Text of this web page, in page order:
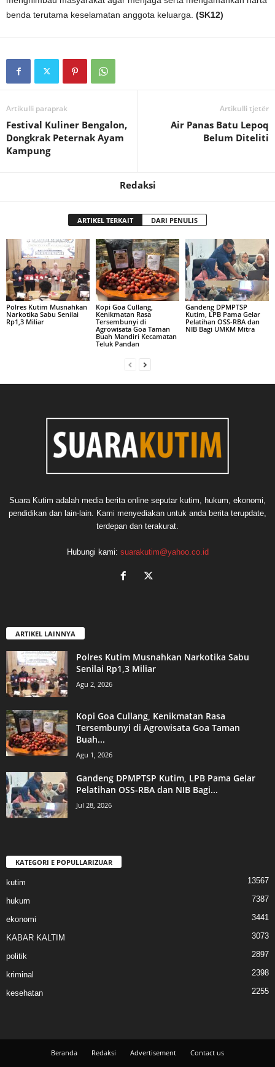
benda terutama keselamatan anggota keluarga. (SK12)
Artikulli paraprak
Festival Kuliner Bengalon,
Dongkrak Peternak Ayam
Kampung
Artikulli tjetër
Air Panas Batu Lepoq
Belum Diteliti
Redaksi
ARTIKEL TERKAIT DARI PENULIS
Polres Kutim Musnahkan
Narkotika Sabu Senilai
Rp1,3 Miliar
Kopi Goa Cullang,
Kenikmatan Rasa
Tersembunyi di
Agrowisata Goa Taman
Buah Mandiri Kecamatan
Teluk Pandan
Gandeng DPMPTSP
Kutim, LPB Pama Gelar
Pelatihan OSS-RBA dan
NIB Bagi UMKM Mitra
Suara Kutim adalah media berita online seputar kutim, hukum, ekonomi,
pendidikan dan lain-lain. Kami menyediakan untuk anda berita terupdate,
terdepan dan terakurat.
Hubungi kami: suarakutim@yahoo.co.id
ARTIKEL LAINNYA
Polres Kutim Musnahkan Narkotika Sabu
Senilai Rp1,3 Miliar
Agu 2, 2026
Kopi Goa Cullang, Kenikmatan Rasa
Tersembunyi di Agrowisata Goa Taman
Buah...
Agu 1, 2026
Gandeng DPMPTSP Kutim, LPB Pama Gelar
Pelatihan OSS-RBA dan NIB Bagi...
Jul 28, 2026
KATEGORI E POPULLARIZUAR
kutim 13567
hukum 7387
ekonomi 3441
KABAR KALTIM 3073
politik 2897
kriminal 2398
kesehatan 2255
Beranda Redaksi Advertisement
Contact us